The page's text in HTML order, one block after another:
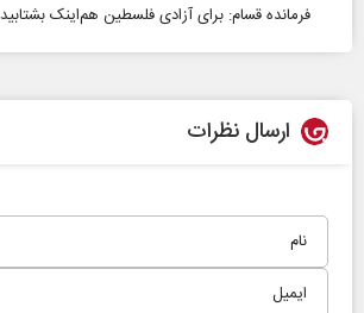
فرمانده قسام: برای آزادی فلسطین هم‌اینک بشتابید
ارسال نظرات